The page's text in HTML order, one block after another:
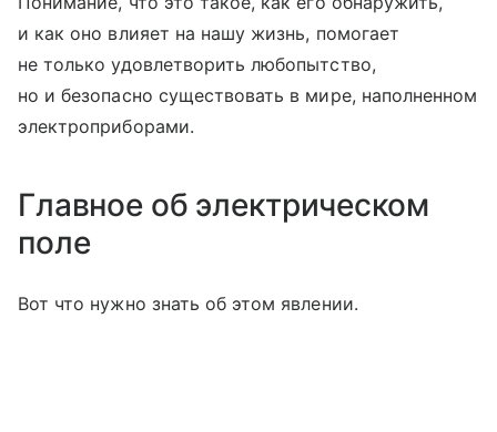
и как оно влияет на нашу жизнь, помогает
не только удовлетворить любопытство,
но и безопасно существовать в мире, наполненном
электроприборами.
Главное об электрическом
поле
Вот что нужно знать об этом явлении.